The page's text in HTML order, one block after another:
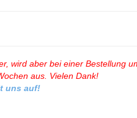
wird aber bei einer Bestellung
aus. Vielen Dank!
uns auf!